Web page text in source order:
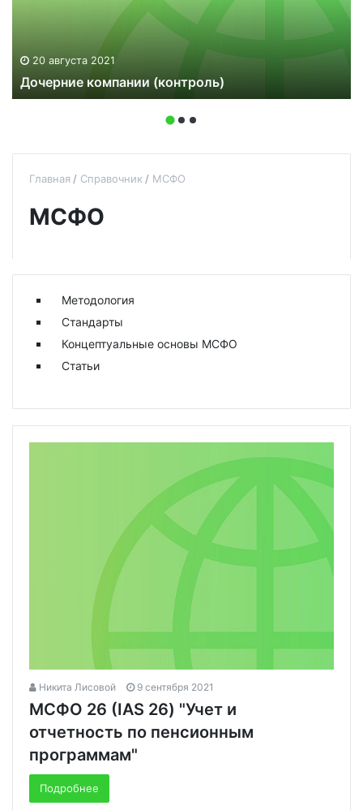
20 августа 2021
Дочерние компании (контроль)
Главная Справочник МСФО
МСФО
Методология
Стандарты
Концептуальные основы МСФО
Статьи
Никита Лисовой 9 сентября 2021
МСФО 26 (IAS 26) "Учет и
отчетность по пенсионным
программам"
Подробнее